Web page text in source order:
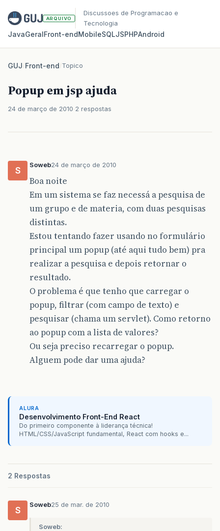
ARQUIVO
Discussoes de Programacao e
Tecnologia
JavaGeralFront‑endMobileSQLJSPHPAndroid
GUJ/Front-end/Topico
Popup em jsp ajuda
24 de março de 2010 2 respostas
S
Soweb24 de março de 2010
Boa noite
Em um sistema se faz necessá a pesquisa de
um grupo e de materia, com duas pesquisas
distintas.
Estou tentando fazer usando no formulário
principal um popup (até aqui tudo bem) pra
realizar a pesquisa e depois retornar o
resultado.
O problema é que tenho que carregar o
popup, filtrar (com campo de texto) e
pesquisar (chama um servlet). Como retorno
ao popup com a lista de valores?
Ou seja preciso recarregar o popup.
Alguem pode dar uma ajuda?
ALURA
Desenvolvimento Front-End React
Do primeiro componente à liderança técnica!
HTML/CSS/JavaScript fundamental, React com hooks e...
2 Respostas
S
Soweb25 de mar. de 2010
Soweb: